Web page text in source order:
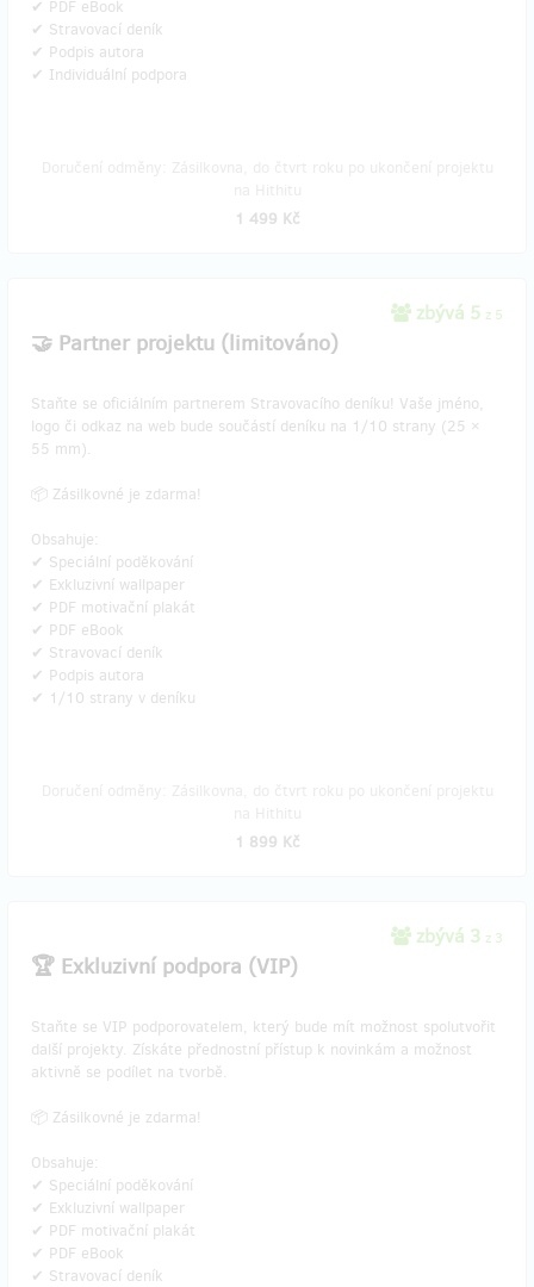
✔ PDF eBook
✔ Stravovací deník
✔ Podpis autora
✔ Individuální podpora
1 499 Kč
zbývá 5 z 5
🤝 Partner projektu (limitováno)
Staňte se oficiálním partnerem Stravovacího deníku! Vaše jméno,
logo či odkaz na web bude součástí deníku na 1/10 strany (25 ×
55 mm).
📦 Zásilkovné je zdarma!
Obsahuje:
✔ Speciální poděkování
✔ Exkluzivní wallpaper
✔ PDF motivační plakát
✔ PDF eBook
✔ Stravovací deník
✔ Podpis autora
✔ 1/10 strany v deníku
1 899 Kč
zbývá 3 z 3
🏆 Exkluzivní podpora (VIP)
Staňte se VIP podporovatelem, který bude mít možnost spolutvořit
další projekty. Získáte přednostní přístup k novinkám a možnost
aktivně se podílet na tvorbě.
📦 Zásilkovné je zdarma!
Obsahuje:
✔ Speciální poděkování
✔ Exkluzivní wallpaper
✔ PDF motivační plakát
✔ PDF eBook
✔ Stravovací deník